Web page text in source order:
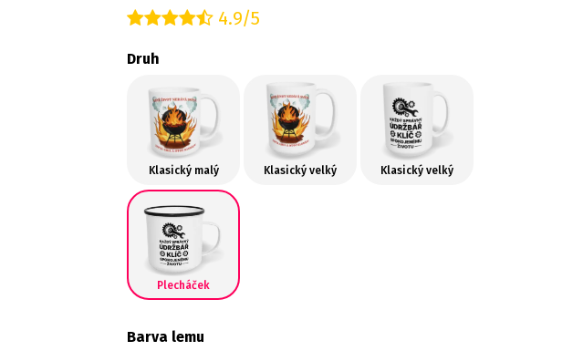
4.9/5
Druh
Klasický malý Klasický velký Klasický velký
Plecháček
Barva lemu